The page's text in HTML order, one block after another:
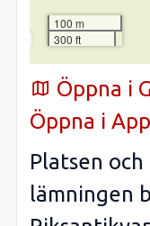
100 m
300 ft
Öppna i
Öppna i
Platsen
lämningen